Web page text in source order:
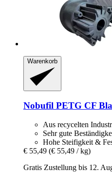
Warenkorb
Nobufil PETG CF
Aus recycelten
Sehr gute
Hohe Steifigkeit &
€ 55,49 (€ 55,49 / kg)
Gratis Zustellung bis 12.